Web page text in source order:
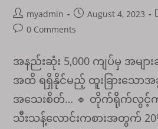
Post
author:
myadmin
Post
published:
August 4, 2023
Post0 Comments
အနည်းဆုံး 5,000 ကျပ်မှ အများ
အထိ ရရှိနိုင်မည့် ထူးခြားသောအခွ
အသေးစိတ်… 🔹 တိုက်ရိုက်လွင့်က
သီးသန့်လောင်းကစားအတွက်